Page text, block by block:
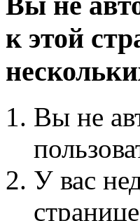
к этой
Вы не
У вас